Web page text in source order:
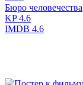
Бюро человечества
KP4.6
IMDB 4.6